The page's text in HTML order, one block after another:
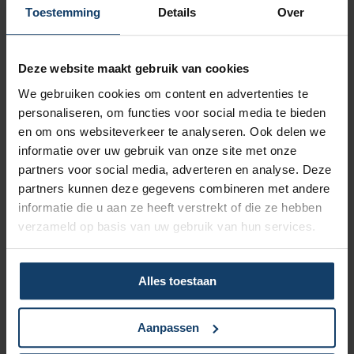
Toestemming Details Over
Deze website maakt gebruik van cookies
We gebruiken cookies om content en advertenties te
personaliseren, om functies voor social media te bieden
en om ons websiteverkeer te analyseren. Ook delen we
informatie over uw gebruik van onze site met onze
partners voor social media, adverteren en analyse. Deze
partners kunnen deze gegevens combineren met andere
informatie die u aan ze heeft verstrekt of die ze hebben
verzameld op basis van uw gebruik van hun services.
Alles toestaan
Aanpassen
Vergoeding tot €250 per kalenderjaar bij pakket Top
Korting op vrijwillig eigen risico
Wil je een lagere zorgpremie? Dan kun je het verplicht eigen
risico van € 385 verhogen met een vrijwillig eigen risico van
maximaal € 500. Hoe hoger het vrijwillig eigen risico, hoe
Meer over het eigen risico